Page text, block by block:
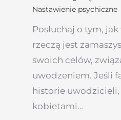
Nastawienie psychiczne
Posłuchaj o tym,
rzeczą jest
swoich celów,
uwodzeniem. Jeśli
historie
kobietami…